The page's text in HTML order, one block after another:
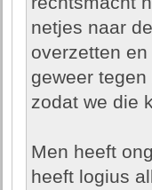
netjes naar
overzetten
geweer
zodat we die
Men heeft
heeft logius